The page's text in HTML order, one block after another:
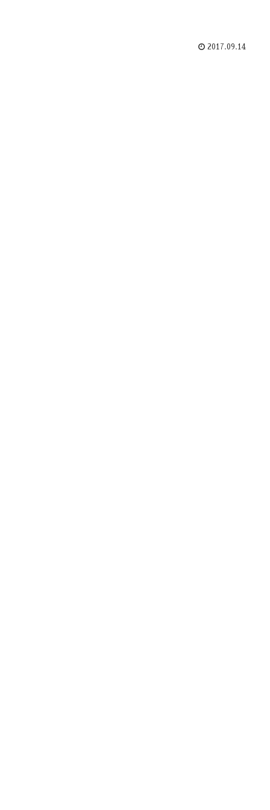
2017.09.14